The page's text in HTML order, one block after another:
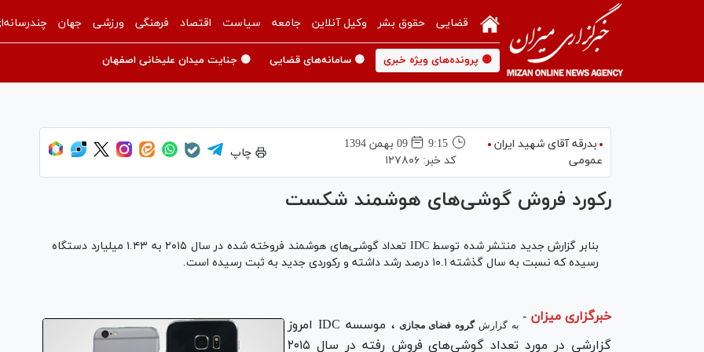
قضایی حقوق بشر وکیل آنلاین جامعه سیاست اقتصاد فرهنگی ورزشی جهان
🟡 پرونده‌های ویژه خبری 🟡 سامانه‌های قضایی 🟡 جنایت میدان علیخانی اصفهان
بدرقه آقای شهید ایران
عمومی
9:15
09 بهمن 1394
کد خبر:۱۲۷۸۰۶
چاپ
رکورد فروش گوشی‌های هوشمند شکست
بنابر گزارش جدید منتشر شده توسط IDC تعداد گوشی‌های هوشمند فروخته شده در سال ۲۰۱۵ به ۱.۴۳ میلیارد دستگاه
رسیده که نسبت به سال گذشته ۱۰.۱ درصد رشد داشته و رکوردی جدید به ثبت رسیده است.
خبرگزاری میزان - به گزارشگروه فضای مجازی
، موسسه‌ IDC امروز
گزارشی در مورد تعداد گوشی‌های فروش رفته در سال ۲۰۱۵